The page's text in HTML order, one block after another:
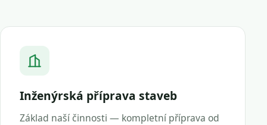
Inženýrská příprava staveb
Základ naší činnosti — kompletní příprava od